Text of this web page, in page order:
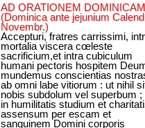
AD ORATIONEM
(Dominica ante jejunium
Novembr.)
Accepturi, fratres carrissimi,
mortalia viscera cœleste
sacrificium,et intra cubiculum
humani pectoris hospitem
mundemus conscientias
ab omni labe vitiorum : ut nihil
nobis subdolum vel superbum ;
in humilitatis studium et
assensum per escam et
sanguinem Domini corporis